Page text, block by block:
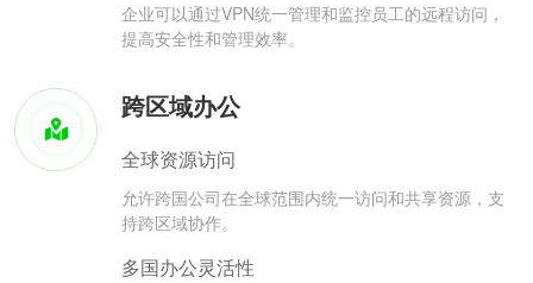
企业可以通过VPN统一管理和监控员工的远程访问，
提高安全性和管理效率。
跨区域办公
全球资源访问
允许跨国公司在全球范围内统一访问和共享资源，支
持跨区域协作。
多国办公灵活性